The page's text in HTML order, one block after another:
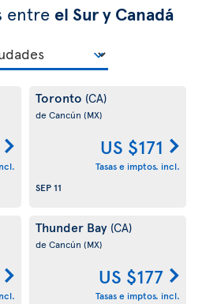
entre el Sur y Canadá
Toronto (CA)
de Cancún (MX)
US $171
Tasas e imptos. incl.
SEP 11
Thunder Bay (CA)
de Cancún (MX)
US $177
Tasas e imptos. incl.